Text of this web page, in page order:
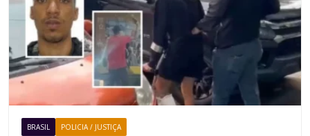
BRASIL POLICIA / JUSTIÇA